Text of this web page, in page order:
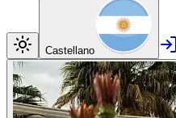
Castellano